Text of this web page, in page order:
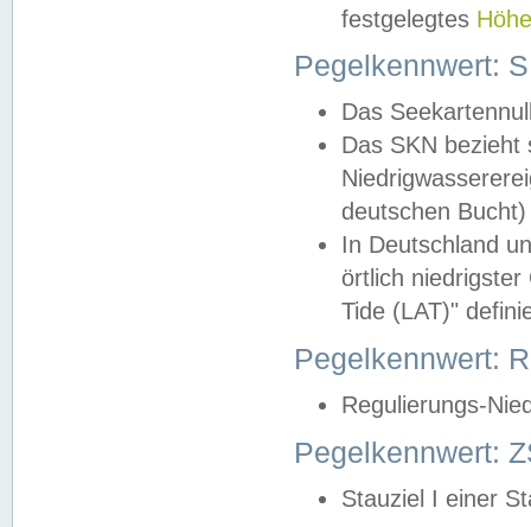
festgelegtes
Pegelkennwert:
Das
Das SKN
deutschen
In Deutschland
örtlich
Tide (LAT)"
Pegelkennwert:
Regulierungs-
Pegelkennwert:
Stauziel I einer